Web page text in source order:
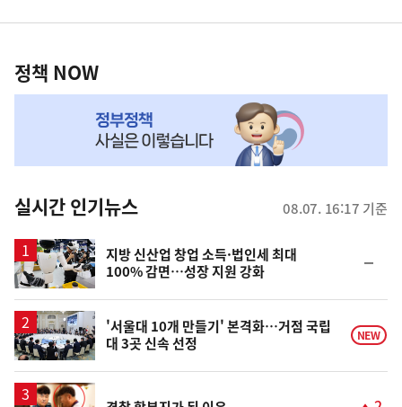
영
책
NOW,
뉴
스
정책 NOW
실시간 인기뉴스 08.07. 16:17 기준
지방 신산업 창업 소득·법인세 최대
100% 감면…성장 지원 강화
일
'서울대 10개 만들기' 본격화…거점 국립
대 3곳 신속 선정
NEW
영